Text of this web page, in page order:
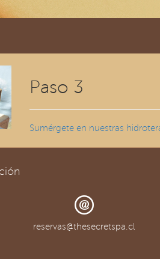
Paso 3
Sumérgete en nuestras
reservas@thesecretspa.cl